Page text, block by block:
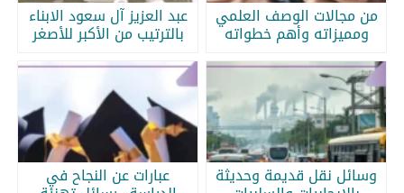
من مجالات الوصف العلمي
ومميزاته وأهم خطواته
عبد العزيز آل سعود الابناء
بالترتيب من الأكبر للأصغر
وسائل نقل قديمة وحديثة عبارات عن النجاح في